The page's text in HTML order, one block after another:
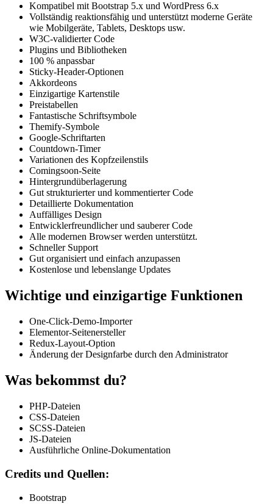
Kompatibel mit Bootstrap 5.x und WordPress 6.x
Vollständig reaktionsfähig und unterstützt moderne Geräte
wie Mobilgeräte, Tablets, Desktops usw.
W3C-validierter Code
Plugins und Bibliotheken
100 % anpassbar
Sticky-Header-Optionen
Akkordeons
Einzigartige Kartenstile
Preistabellen
Fantastische Schriftsymbole
Themify-Symbole
Google-Schriftarten
Countdown-Timer
Variationen des Kopfzeilenstils
Comingsoon-Seite
Hintergrundüberlagerung
Gut strukturierter und kommentierter Code
Detaillierte Dokumentation
Auffälliges Design
Entwicklerfreundlicher und sauberer Code
Alle modernen Browser werden unterstützt.
Schneller Support
Gut organisiert und einfach anzupassen
Kostenlose und lebenslange Updates
Wichtige und einzigartige Funktionen
One-Click-Demo-Importer
Elementor-Seitenersteller
Redux-Layout-Option
Änderung der Designfarbe durch den Administrator
Was bekommst du?
PHP-Dateien
CSS-Dateien
SCSS-Dateien
JS-Dateien
Ausführliche Online-Dokumentation
Credits und Quellen:
Bootstrap